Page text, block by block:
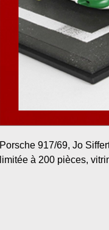
Porsche 917/69, Jo
limitée à 200 pièces,